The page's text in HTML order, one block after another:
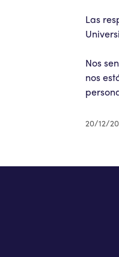
Las
Nos
nos
20/12/